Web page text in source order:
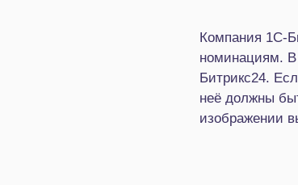
Компания 1С-
номинациям. В
Битрикс24.
неё должны
изображении